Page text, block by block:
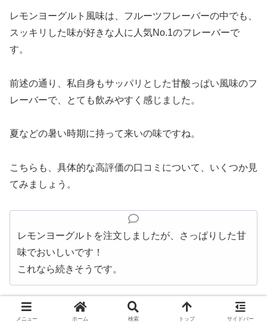
レモンヨーグルト風味は、フルーツフレーバーの中でも、
スッキリした味が好きな人に人気No.1のフレーバーで
す。
前述の通り、私自身もサッパリとした甘酸っぱい風味のフ
レーバーで、とても飲みやすく感じました。
夏などの暑い時期に持って来いの味ですね。
こちらも、具体的な高評価の口コミについて、いくつか見
てみましょう。
レモンヨーグルトを注文しましたが、さっぱりした甘
味でおいしいです！
これなら続きそうです。
メニュー ホーム 検索 トップ サイドバー